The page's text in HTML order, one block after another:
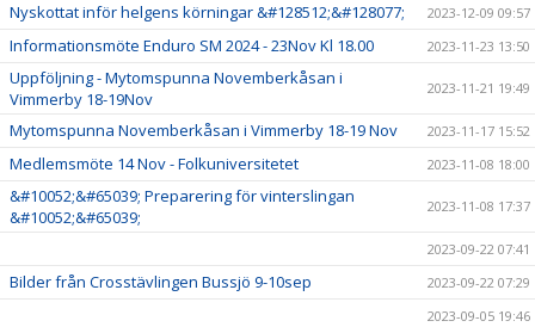
Nyskottat inför helgens körningar &#128512;&#128077; 2023-12-09 09:57
Informationsmöte Enduro SM 2024 - 23Nov Kl 18.00 2023-11-23 13:50
Uppföljning - Mytomspunna Novemberkåsan i
Vimmerby 18-19Nov
2023-11-21 19:49
Mytomspunna Novemberkåsan i Vimmerby 18-19 Nov 2023-11-17 15:52
Medlemsmöte 14 Nov - Folkuniversitetet 2023-11-08 18:00
&#10052;&#65039; Preparering för vinterslingan
&#10052;&#65039;
2023-11-08 17:37
2023-09-22 07:41
Bilder från Crosstävlingen Bussjö 9-10sep
2023-09-22 07:29
2023-09-05 19:46